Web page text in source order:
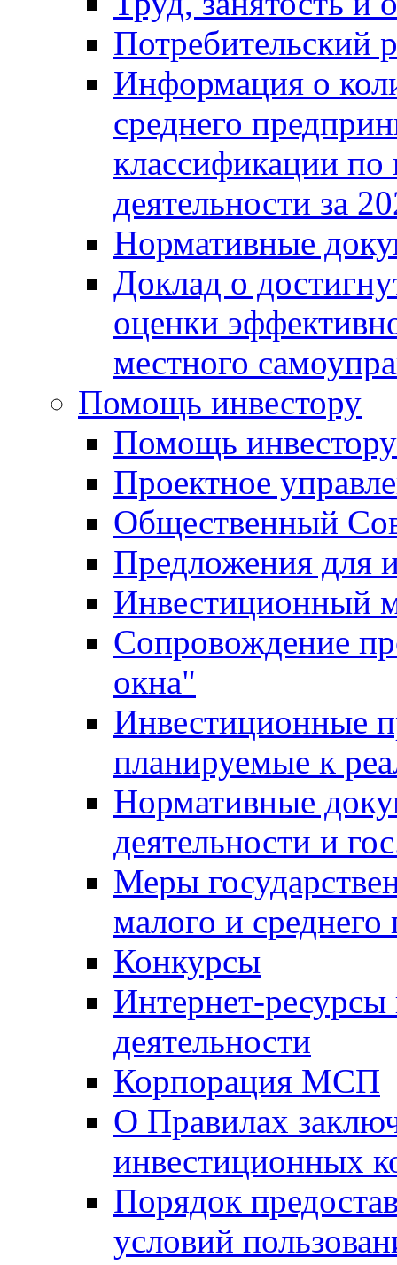
Потребительский
Информация о
среднего
классификации
деятельности за
Нормативные
Доклад о
оценки
местного
Помощь инвестору
Помощь инвестору
Проектное
Общественный
Предложения для
Инвестиционный
Сопровождение
окна"
Инвестиционные
планируемые к
Нормативные
деятельности и
Меры
малого и среднего
Конкурсы
Интернет-
деятельности
Корпорация МСП
О Правилах
инвестиционных
Порядок
условий